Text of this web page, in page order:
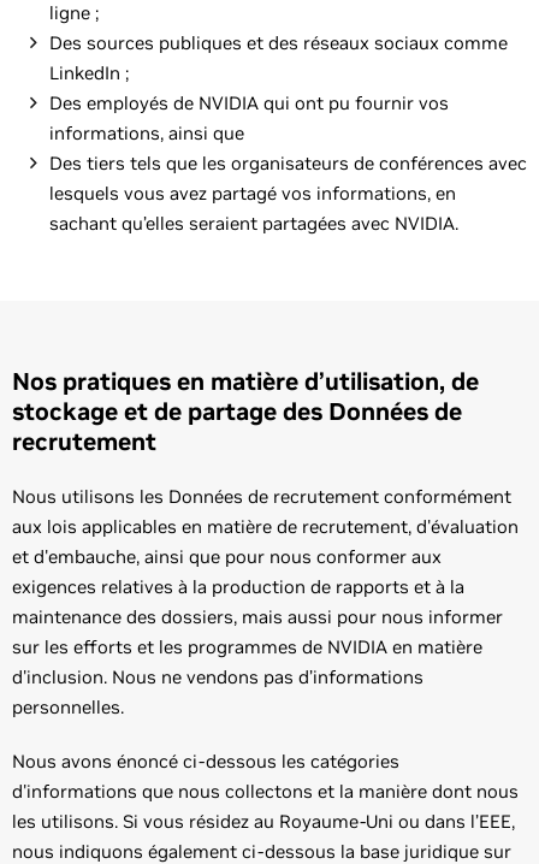
ligne ;
Des sources publiques et des réseaux sociaux comme
LinkedIn ;
Des employés de NVIDIA qui ont pu fournir vos
informations, ainsi que
Des tiers tels que les organisateurs de conférences avec
lesquels vous avez partagé vos informations, en
sachant qu’elles seraient partagées avec NVIDIA.
Nos pratiques en matière d’utilisation, de
stockage et de partage des Données de
recrutement
Nous utilisons les Données de recrutement conformément
aux lois applicables en matière de recrutement, d'évaluation
et d'embauche, ainsi que pour nous conformer aux
exigences relatives à la production de rapports et à la
maintenance des dossiers, mais aussi pour nous informer
sur les efforts et les programmes de NVIDIA en matière
d'inclusion. Nous ne vendons pas d’informations
personnelles.
Nous avons énoncé ci-dessous les catégories
d'informations que nous collectons et la manière dont nous
les utilisons. Si vous résidez au Royaume-Uni ou dans l’EEE,
nous indiquons également ci-dessous la base juridique sur